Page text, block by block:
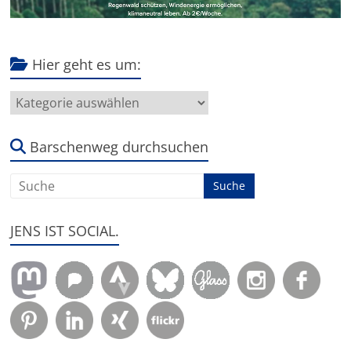
Hier geht es um:
Hier
geht
um:Barschenweg durchsuchen
JENS IST SOCIAL.